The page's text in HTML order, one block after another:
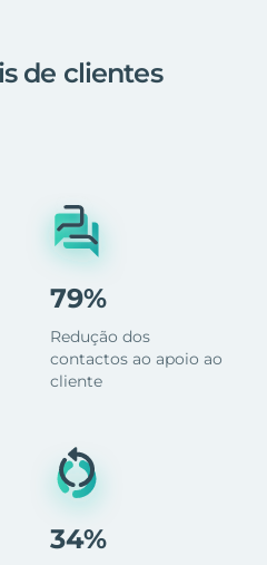
de clientes
79%
Redução dos
contactos ao apoio ao
cliente
34%